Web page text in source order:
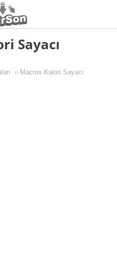
Sayacı
›› Macros Kalori Sayacı